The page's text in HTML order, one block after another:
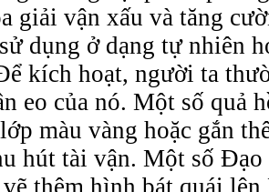
giải vận xấu và tăng
dụng ở dạng tự nhiên
kích hoạt, người ta
eo của nó. Một số quả
màu vàng hoặc gắn
hút tài vận. Một số Đạo
thêm hình bát quái